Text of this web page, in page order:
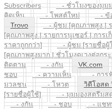
Subscribers
- ชั่วโมงของมุมม
คิดเห็น
- โพสต์ใหม่ - ข้อ
Trovo
- ผู้ชม [คุณภาพสูง | ร
[คุณภาพสูง | รายการนูเซอร์ | การเ
ราคาถูกกว่า]
- ผู้ชม [รายชื่อผู้ใ
[คุณภาพสูงมาก | ชั่วโมงดูเวงต่อกร
ติดตาม
- งกัน VK.com
ชอบ
- ความเห็น - การ
มวลชน
- โหวต วิดีโอสด
[รายชื่อผู้ใช้]
- มุมมองสตรีมส
- งกัน
- ชอบ - แชท